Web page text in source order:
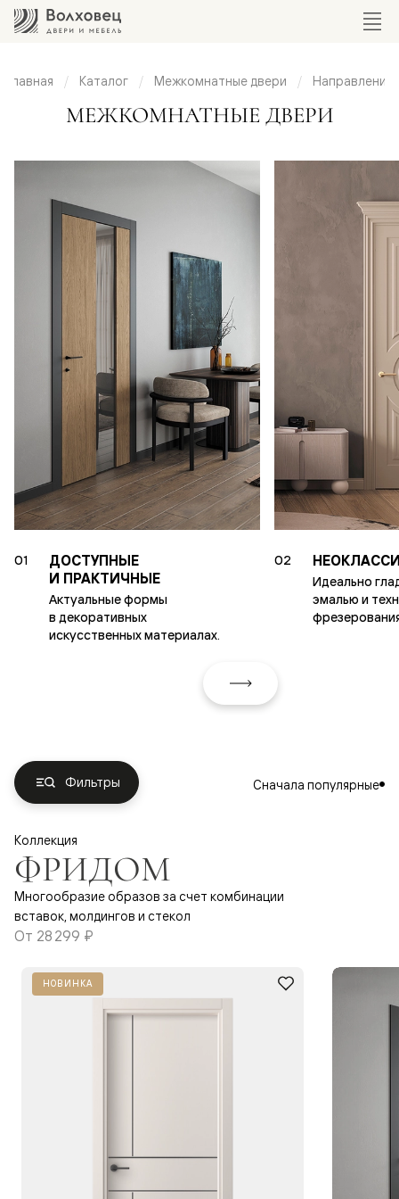
Главная Каталог Межкомнатные двери Направления
МЕЖКОМНАТНЫЕ ДВЕРИ
01
ДОСТУПНЫЕ
И ПРАКТИЧНЫЕ
Актуальные формы
в декоративных
искусственных материалах.
02
Идеально
эмалью и
Фильтры Сначала популярные
Коллекция
ФРИДОМ
Многообразие образов за счет комбинации
вставок, молдингов и стекол
От 28 299 ₽
НОВИНКА